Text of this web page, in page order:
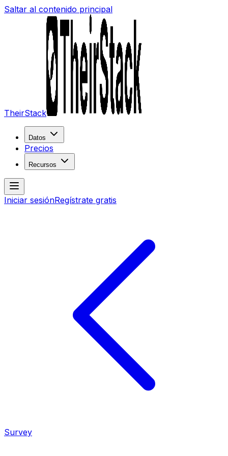
Saltar al contenido principal
TheirStack
Datos
Precios
Recursos
Iniciar sesiónRegístrate gratis
Survey